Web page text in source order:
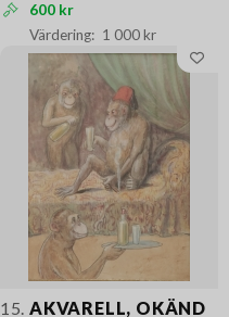
600 kr
1 000 kr
15. AKVARELL, OKÄND